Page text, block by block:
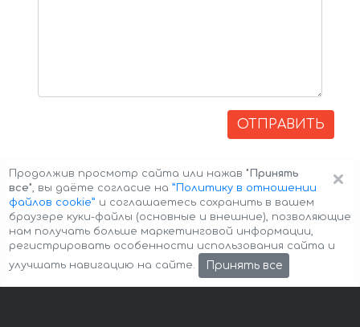
ОТПРАВИТЬ
Авторские права © 2026 Авто-Аренда Cookie Policy
×
Продолжив просмотр сайта или нажав "Принять
все", вы даёте согласие на ”Политику в отношении
файлов cookie” и соглашаетесь сохранить в вашем
браузере куки-файлы (основные и внешние), позволяющие
нам получать больше маркетинговой информации,
регистрировать особенности использования сайта и
улучшать навигацию на сайте.
Принять все